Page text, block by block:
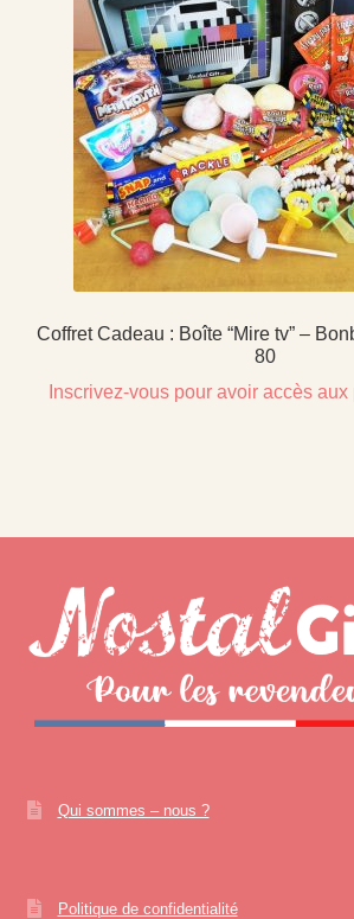
Coffret Cadeau : Boîte “Mire tv” –
80
Inscrivez-vous pour avoir accès
Qui sommes – nous ?
Politique de confidentialité